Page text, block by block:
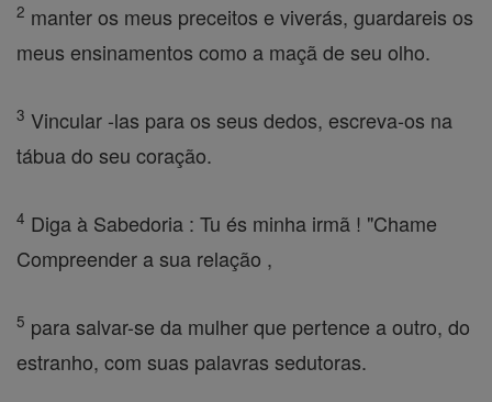
2 manter os meus preceitos e viverás, guardareis os
meus ensinamentos como a maçã de seu olho.
3 Vincular -las para os seus dedos, escreva-os na
tábua do seu coração.
4 Diga à Sabedoria : Tu és minha irmã ! "Chame
Compreender a sua relação ,
5 para salvar-se da mulher que pertence a outro, do
estranho, com suas palavras sedutoras.